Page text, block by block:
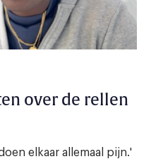
over de rellen
elkaar allemaal pijn.'